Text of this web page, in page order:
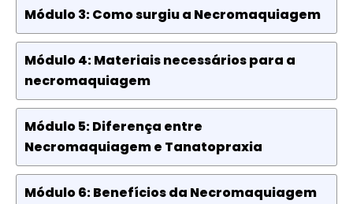
Módulo 3: Como surgiu a Necromaquiagem
Módulo 4: Materiais necessários para a
necromaquiagem
Módulo 5: Diferença entre
Necromaquiagem e Tanatopraxia
Módulo 6: Benefícios da Necromaquiagem